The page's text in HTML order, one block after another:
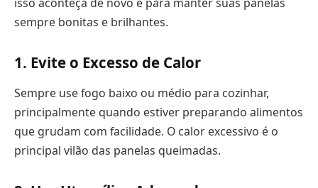
isso aconteça de novo e para manter suas panelas
sempre bonitas e brilhantes.
1. Evite o Excesso de Calor
Sempre use fogo baixo ou médio para cozinhar,
principalmente quando estiver preparando alimentos
que grudam com facilidade. O calor excessivo é o
principal vilão das panelas queimadas.